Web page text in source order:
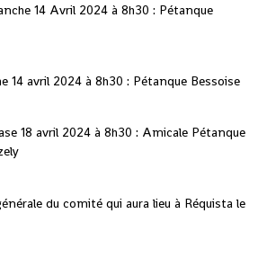
14 Avril 2024 à 8h30 : Pétanque
14 avril 2024 à 8h30 : Pétanque Bessoise
18 avril 2024 à 8h30 : Amicale Pétanque
du comité qui aura lieu à Réquista le